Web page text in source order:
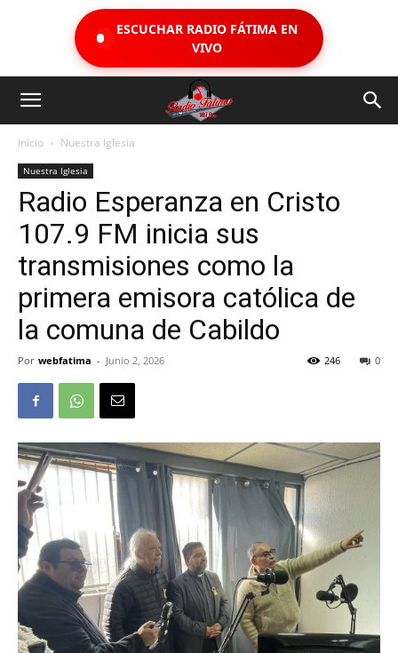
ESCUCHAR RADIO FÁTIMA EN
VIVO
Inicio Nuestra Iglesia
Nuestra Iglesia
Radio Esperanza en Cristo
107.9 FM inicia sus
transmisiones como la
primera emisora católica de
la comuna de Cabildo
Por webfatima - Junio 2, 2026 0
246